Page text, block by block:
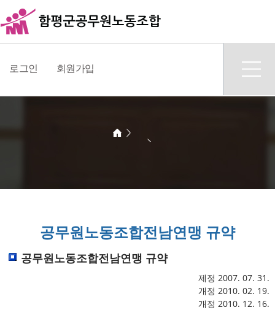
로그인 회원가입
공무원노동조합전남연맹 규약
공무원노동조합전남연맹 규약
제정 2007. 07. 31.
개정 2010. 02. 19.
개정 2010. 12. 16.